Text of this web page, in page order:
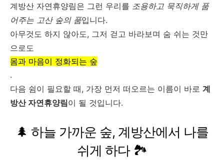
계방산 자연휴양림은 그런 우리를 조용하고 묵직하게 품
어주는 고산 숲의 품입니다.
아무것도 하지 않아도, 그저 걷고 바라보며 숨 쉬는 것만
으로도
몸과 마음이 정화되는 숲
.
다음 쉼이 필요할 때, 가장 먼저 떠오르는 이름이 바로 계
방산 자연휴양림이 될 것입니다.
🌲 하늘 가까운 숲, 계방산에서 나를
쉬게 하다 🏞️